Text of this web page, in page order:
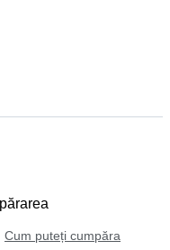
Cum puteți cumpăra